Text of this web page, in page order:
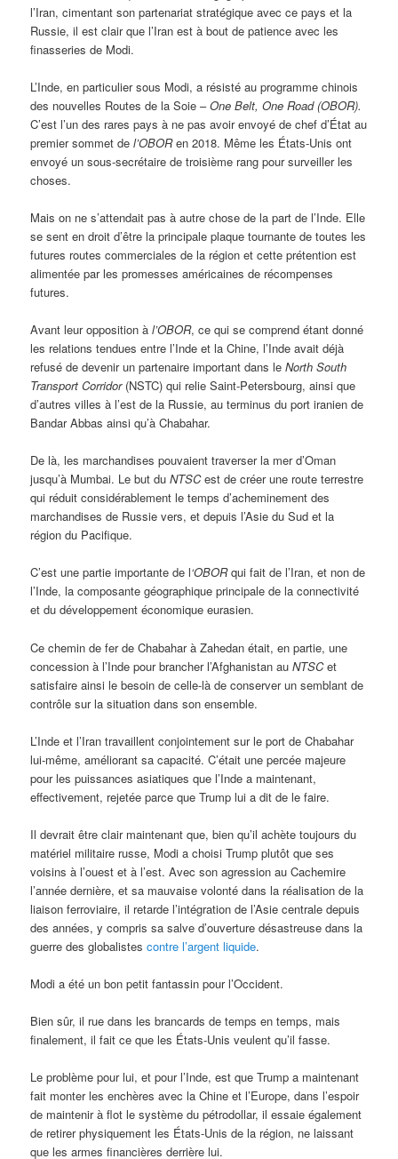
l’Iran, cimentant son partenariat stratégique avec ce pays et la
Russie, il est clair que l’Iran est à bout de patience avec les
finasseries de Modi.
L’Inde, en particulier sous Modi, a résisté au programme chinois
des nouvelles Routes de la Soie –One Belt, One Road (OBOR).
C’est l’un des rares pays à ne pas avoir envoyé de chef d’État au
premier sommet del’OBORen 2018. Même les États-Unis ont
envoyé un sous-secrétaire de troisième rang pour surveiller les
choses.
Mais on ne s’attendait pas à autre chose de la part de l’Inde. Elle
se sent en droit d’être la principale plaque tournante de toutes les
futures routes commerciales de la région et cette prétention est
alimentée par les promesses américaines de récompenses
futures.
Avant leur opposition àl’OBOR, ce qui se comprend étant donné
les relations tendues entre l’Inde et la Chine, l’Inde avait déjà
refusé de devenir un partenaire important dans leNorth South
Transport Corridor(NSTC) qui relie Saint-Petersbourg, ainsi que
d’autres villes à l’est de la Russie, au terminus du port iranien de
Bandar Abbas ainsi qu’à Chabahar.
De là, les marchandises pouvaient traverser la mer d’Oman
jusqu’à Mumbai. Le but duNTSCest de créer une route terrestre
qui réduit considérablement le temps d’acheminement des
marchandises de Russie vers, et depuis l’Asie du Sud et la
région du Pacifique.
C’est une partie importante de l‘OBORqui fait de l’Iran, et non de
l’Inde, la composante géographique principale de la connectivité
et du développement économique eurasien.
Ce chemin de fer de Chabahar à Zahedan était, en partie, une
concession à l’Inde pour brancher l’Afghanistan auNTSCet
satisfaire ainsi le besoin de celle-là de conserver un semblant de
contrôle sur la situation dans son ensemble.
L’Inde et l’Iran travaillent conjointement sur le port de Chabahar
lui-même, améliorant sa capacité. C’était une percée majeure
pour les puissances asiatiques que l’Inde a maintenant,
effectivement, rejetée parce que Trump lui a dit de le faire.
Il devrait être clair maintenant que, bien qu’il achète toujours du
matériel militaire russe, Modi a choisi Trump plutôt que ses
voisins à l’ouest et à l’est. Avec son agression au Cachemire
l’année dernière, et sa mauvaise volonté dans la réalisation de la
liaison ferroviaire, il retarde l’intégration de l’Asie centrale depuis
des années, y compris sa salve d’ouverture désastreuse dans la
guerre des globalistescontre l’argent liquide.
Modi a été un bon petit fantassin pour l’Occident.
Bien sûr, il rue dans les brancards de temps en temps, mais
finalement, il fait ce que les États-Unis veulent qu’il fasse.
Le problème pour lui, et pour l’Inde, est que Trump a maintenant
fait monter les enchères avec la Chine et l’Europe, dans l’espoir
de maintenir à flot le système du pétrodollar, il essaie également
de retirer physiquement les États-Unis de la région, ne laissant
que les armes financières derrière lui.